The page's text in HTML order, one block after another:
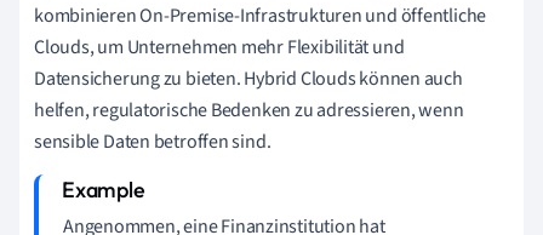
kombinieren On-Premise-Infrastrukturen und öffentliche
Clouds, um Unternehmen mehr Flexibilität und
Datensicherung zu bieten. Hybrid Clouds können auch
helfen, regulatorische Bedenken zu adressieren, wenn
sensible Daten betroffen sind.
Angenommen, eine Finanzinstitution hat